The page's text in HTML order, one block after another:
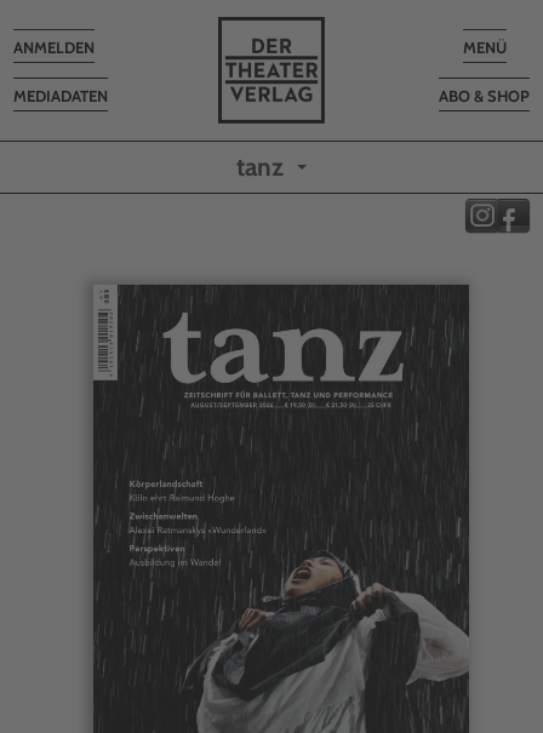
Toggle
MENÜ
ABO & SHOP
MEDIADATEN
Toggle
navigation
ANMELDEN
tanz